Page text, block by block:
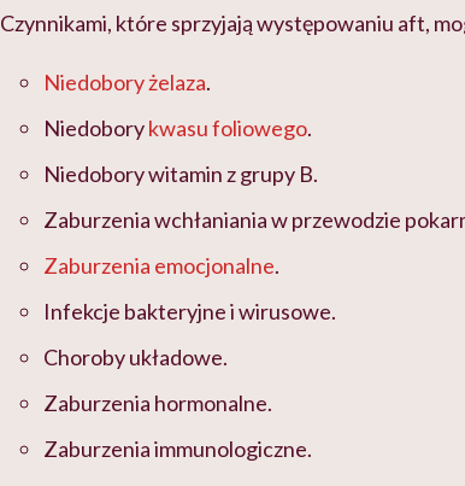
Czynnikami, które sprzyjają występowaniu aft,
Niedobory żelaza.
Niedoborykwasu foliowego.
Niedobory witamin z grupy B.
Zaburzenia wchłaniania w przewodzie
Zaburzenia emocjonalne.
Infekcje bakteryjne i wirusowe.
Choroby układowe.
Zaburzenia hormonalne.
Zaburzenia immunologiczne.